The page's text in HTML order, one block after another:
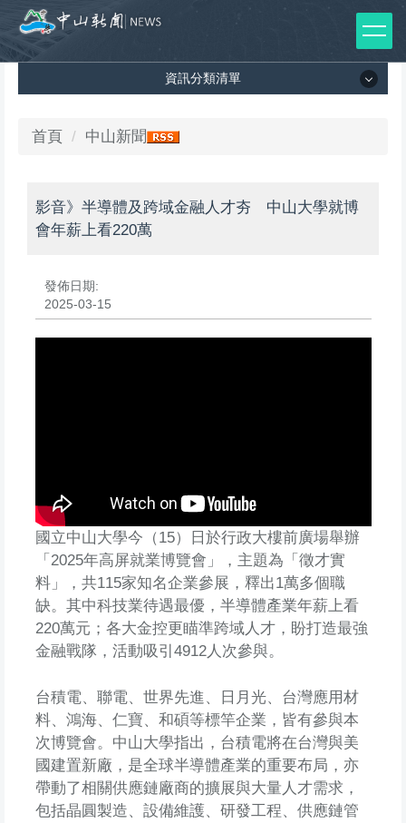
到
主
資訊分類清單
資訊分類清單
媒體報導
出版品
師生榮譽
首頁 中山新聞
影音》半導體及跨域金融人才夯 中山大學就博
會年薪上看220萬
發佈日期:
2025-03-15
國立中山大學今（15）日於行政大樓前廣場舉辦
「2025年高屏就業博覽會」，主題為「徵才實
料」，共115家知名企業參展，釋出1萬多個職
缺。其中科技業待遇最優，半導體產業年薪上看
220萬元；各大金控更瞄準跨域人才，盼打造最強
金融戰隊，活動吸引4912人次參與。
台積電、聯電、世界先進、日月光、台灣應用材
料、鴻海、仁寶、和碩等標竿企業，皆有參與本
次博覽會。中山大學指出，台積電將在台灣與美
國建置新廠，是全球半導體產業的重要布局，亦
帶動了相關供應鏈廠商的擴展與大量人才需求，
包括晶圓製造、設備維護、研發工程、供應鏈管